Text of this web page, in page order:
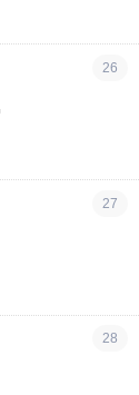
26
27
28